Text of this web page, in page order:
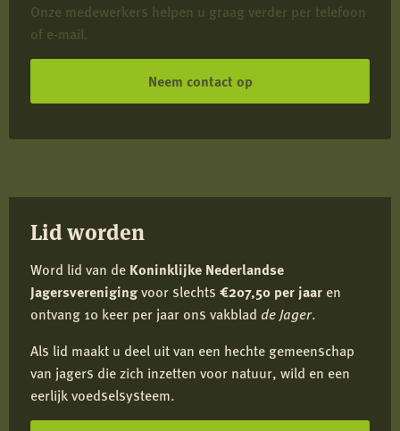
Onze medewerkers helpen u graag verder per telefoon
of e-mail.
Neem contact op
Lid worden
Word lid van de Koninklijke Nederlandse
Jagersverenigingvoor slechts €207,50 per jaar en
ontvang 10 keer per jaar ons vakblad de Jager.
Als lid maakt u deel uit van een hechte gemeenschap
van jagers die zich inzetten voor natuur, wild en een
eerlijk voedselsysteem.